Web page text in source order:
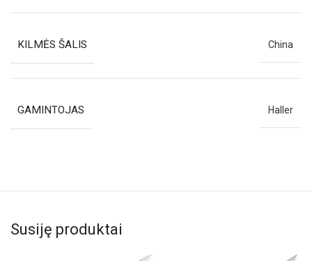
KILMĖS ŠALIS China
GAMINTOJAS Haller
Susiję produktai